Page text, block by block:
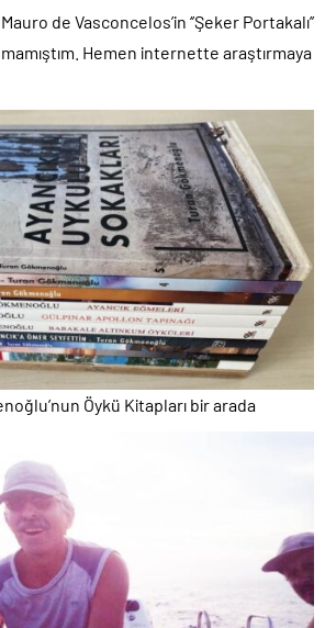
de Vasconcelos’in ‘’Şeker Portakalı’’
Hemen internette araştırmaya
Öykü Kitapları bir arada